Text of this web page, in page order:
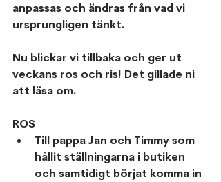
anpassas och ändras från vad vi
ursprungligen tänkt.
Nu blickar vi tillbaka och ger ut
veckans ros och ris! Det gillade ni
att läsa om.
ROS
Till pappa Jan och Timmy som
hållit ställningarna i butiken
och samtidigt börjat komma in